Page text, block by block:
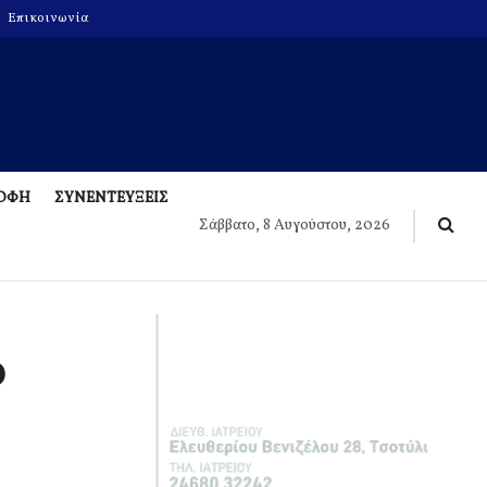
Επικοινωνία
ΣΥΝΕΝΤΕΥΞΕΙΣ
Σάββατο, 8 Αυγούστου, 2026